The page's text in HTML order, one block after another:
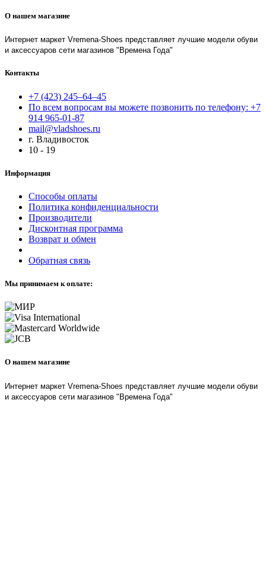
О нашем магазине
Интернет маркет Vremena-Shoes представляет лучшие модели обуви
и аксессуаров сети магазинов "Времена Года"
Контакты
+7 (423) 245–64–45
По всем вопросам вы можете позвонить по телефону: +7
914 965-01-87
mail@vladshoes.ru
г. Владивосток
10 - 19
Информация
Способы оплаты
Политика конфиденциальности
Производители
Дисконтная программа
Возврат и обмен
Обратная связь
Мы принимаем к оплате:
О нашем магазине
Интернет маркет Vremena-Shoes представляет лучшие модели обуви
и аксессуаров сети магазинов "Времена Года"